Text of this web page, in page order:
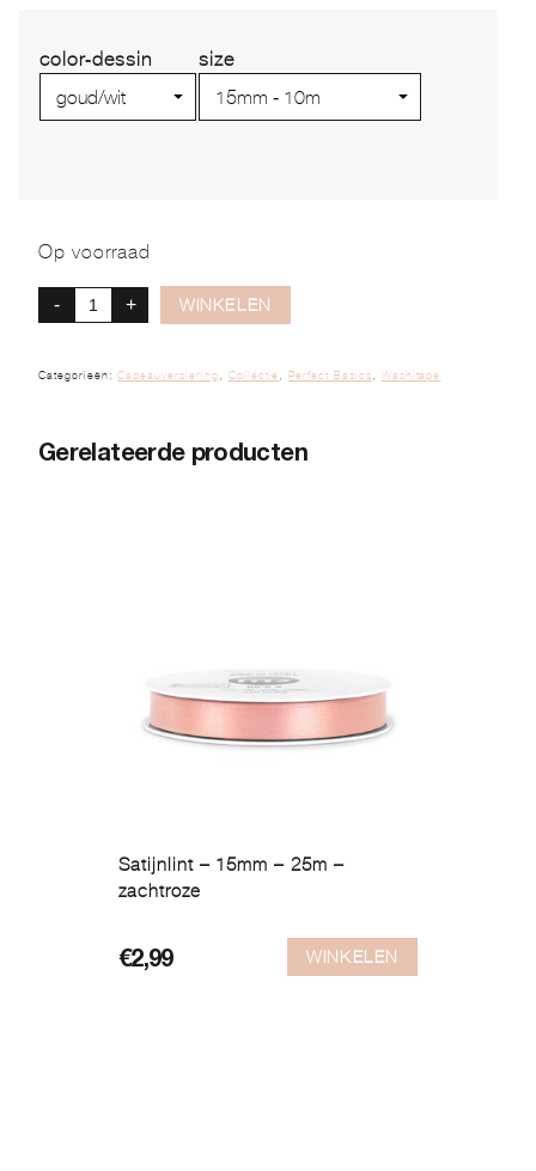
color-dessin size
Op voorraad
- + WINKELEN
Categorieën:Cadeauversiering , Collectie , Perfect Basics , Washitape
Gerelateerde producten
Satijnlint – 15mm – 25m –
zachtroze
€2,99 WINKELEN